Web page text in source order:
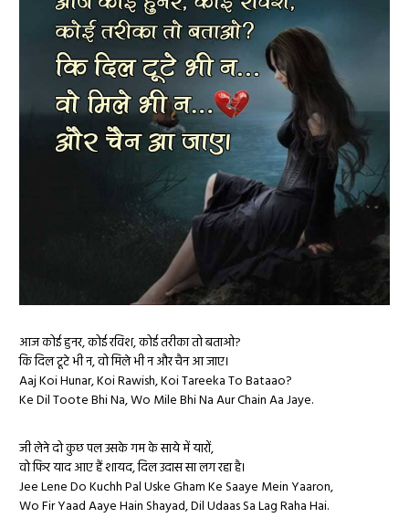
आज कोई हुनर, कोई रविश, कोई तरीका तो बताओ?
कि दिल टूटे भी न, वो मिले भी न और चैन आ जाए।
Aaj Koi Hunar, Koi Rawish, Koi Tareeka To Bataao?
Ke Dil Toote Bhi Na, Wo Mile Bhi Na Aur Chain Aa Jaye.
जी लेने दो कुछ पल उसके गम के साये में यारों,
वो फिर याद आए हैं शायद, दिल उदास सा लग रहा है।
Jee Lene Do Kuchh Pal Uske Gham Ke Saaye Mein Yaaron,
Wo Fir Yaad Aaye Hain Shayad, Dil Udaas Sa Lag Raha Hai.